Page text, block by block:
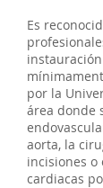
Es
por la
área donde
aorta, la
incisiones o
cardiacas